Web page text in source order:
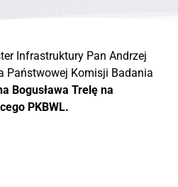
Infrastruktury Pan Andrzej
Państwowej Komisji Badania
Bogusława Trelę na
PKBWL.